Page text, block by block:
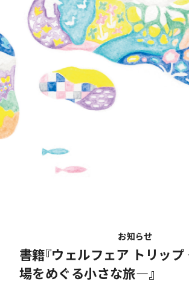
お知らせ
書籍『ウェルフェア トリッ
場をめぐる小さな旅―』